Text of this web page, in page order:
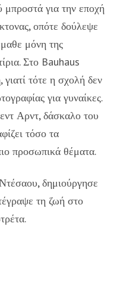
για την εποχή
οπότε δούλεψε
μόνη της
Στο Bauhaus
τότε η σχολή δεν
για γυναίκες.
Αρντ, δάσκαλο του
τόσο τα
προσωπικά θέματα.
δημιούργησε
τη ζωή στο